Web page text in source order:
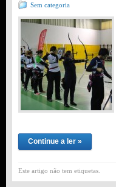
Sem categoria
Continue a ler »
Este artigo não tem etiquetas.